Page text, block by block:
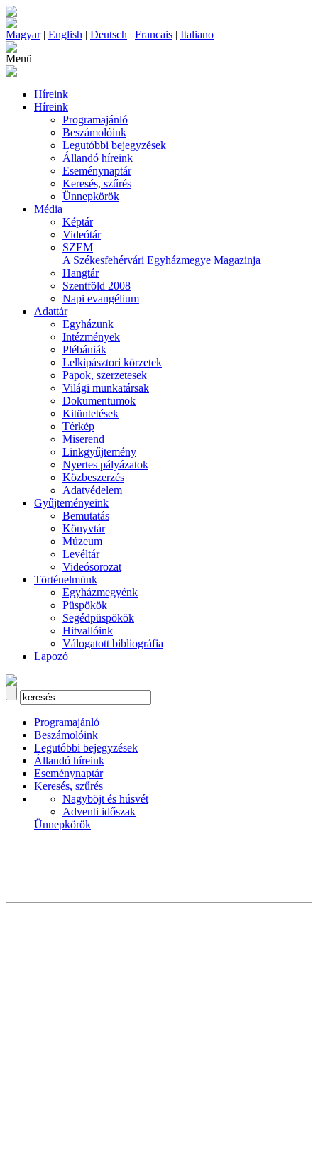
Magyar| English | Deutsch | Francais | Italiano
Menü
Híreink
Híreink
Programajánló
Beszámolóink
Legutóbbi bejegyzések
Állandó híreink
Eseménynaptár
Keresés, szűrés
Ünnepkörök
Média
Képtár
Videótár
SZEM
A Székesfehérvári Egyházmegye Magazinja
Hangtár
Szentföld 2008
Napi evangélium
Adattár
Egyházunk
Intézmények
Plébániák
Lelkipásztori körzetek
Papok, szerzetesek
Világi munkatársak
Dokumentumok
Kitüntetések
Térkép
Miserend
Linkgyűjtemény
Nyertes pályázatok
Közbeszerzés
Adatvédelem
Gyűjteményeink
Bemutatás
Könyvtár
Múzeum
Levéltár
Videósorozat
Történelmünk
Egyházmegyénk
Püspökök
Segédpüspökök
Hitvallóink
Válogatott bibliográfia
Lapozó
Programajánló
Beszámolóink
Legutóbbi bejegyzések
Állandó híreink
Eseménynaptár
Keresés, szűrés
Nagyböjt és húsvét
Adventi időszak
Ünnepkörök